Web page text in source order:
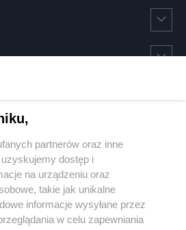
partnerów oraz inne
dostęp i
na urządzeniu oraz
takie jak unikalne
informacje wysyłane przez
w celu zapewniania